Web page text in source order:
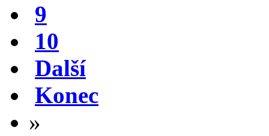
9
10
Další
Konec
»